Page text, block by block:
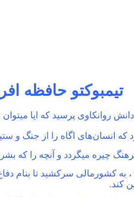
تیمبوکتو حافظه
روانکاوی پرسید که ایا
انسان‌های اگاه را از جنگ و
چیره میگردد و آنچه را که
، به کشورمالی سرکشید تا
کند.